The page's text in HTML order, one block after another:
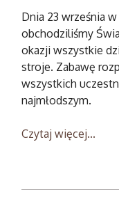
Dnia 23 września
obchodziliśmy
okazji wszystkie
stroje. Zabawę
wszystkich
najmłodszym.
Czytaj więcej...